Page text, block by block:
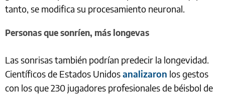
tanto, se modifica su procesamiento neuronal.
Personas que sonríen, más longevas
Las sonrisas también podrían predecir la longevidad.
Científicos de Estados Unidosanalizaron los gestos
con los que 230 jugadores profesionales de béisbol de